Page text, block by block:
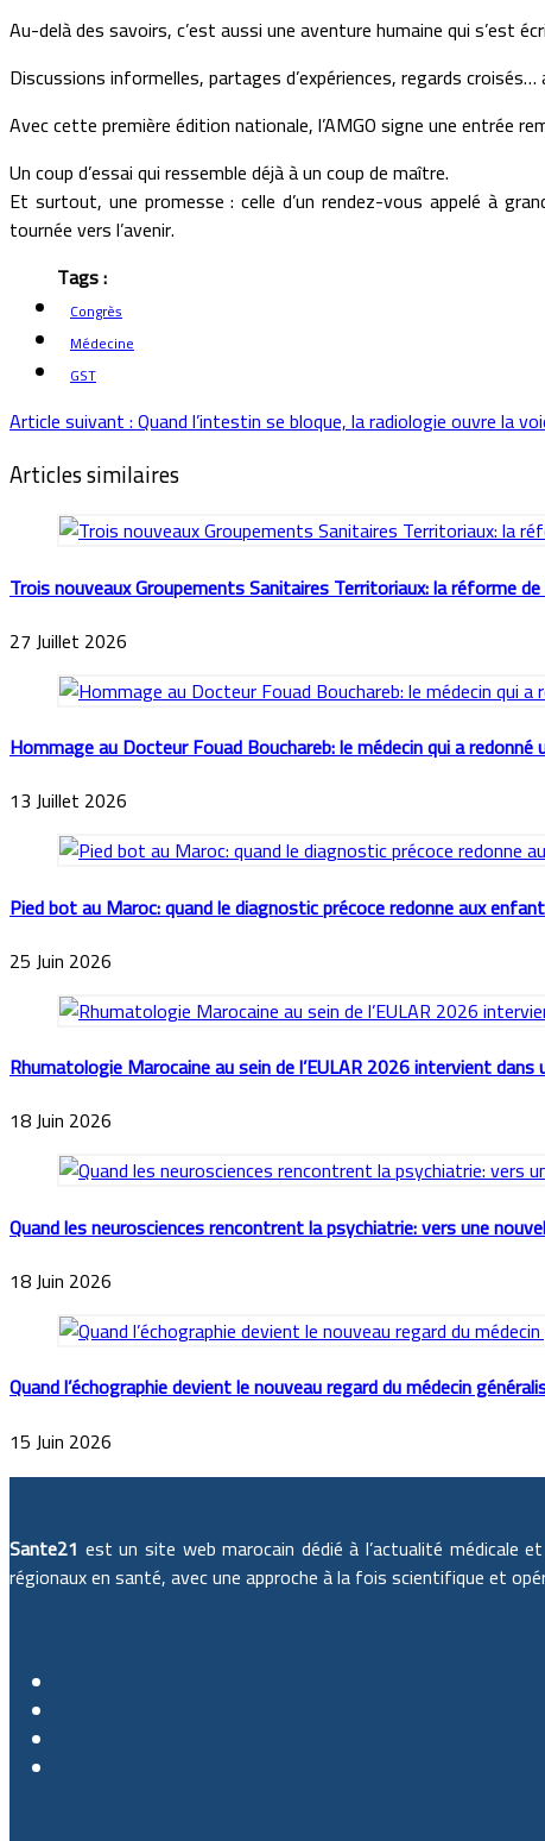
Au-delà des savoirs, c’est aussi une aventure humaine qui s’est
Discussions informelles, partages d’expériences, regards
Avec cette première édition nationale, l’AMGO signe une entrée
Un coup d’essai qui ressemble déjà à un coup de maître.
Et surtout, une promesse : celle d’un rendez-vous appelé à
tournée vers l’avenir.
Congrès
Médecine
GST
Article suivant : Quand l’intestin se bloque, la radiologie ouvre la
Articles similaires
Trois nouveaux Groupements Sanitaires Territoriaux: la réforme
27 Juillet 2026
Hommage au Docteur Fouad Bouchareb: le médecin qui a
13 Juillet 2026
Pied bot au Maroc: quand le diagnostic précoce redonne aux
25 Juin 2026
Rhumatologie Marocaine au sein de l’EULAR 2026 intervient
18 Juin 2026
Quand les neurosciences rencontrent la psychiatrie: vers une
18 Juin 2026
Quand l’échographie devient le nouveau regard du médecin
15 Juin 2026
Sante21 est un site web marocain dédié à l’actualité médicale
régionaux en santé, avec une approche à la fois scientifique et